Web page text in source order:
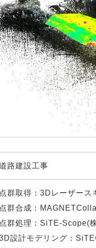
路建設工事
点群取得：3Dレーザー
点群合成：
点群処理：SiTE-Scope(
設計モデリング：